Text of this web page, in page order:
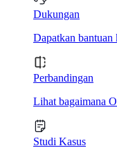
Dukungan
Dapatkan
Perbandingan
Lihat bagaimana
Studi Kasus